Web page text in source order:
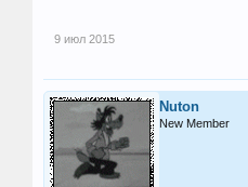
9 июл 2015
Nuton
New Member